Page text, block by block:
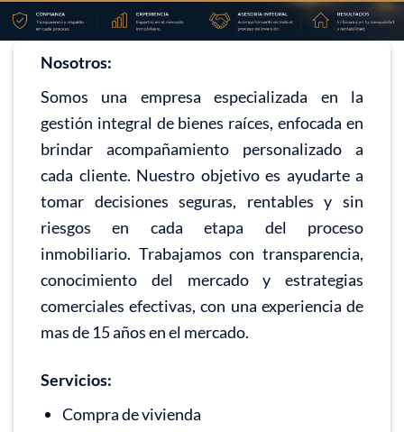
Nosotros:
Somos una empresa especializada en la
gestión integral de bienes raíces, enfocada en
brindar acompañamiento personalizado a
cada cliente. Nuestro objetivo es ayudarte a
tomar decisiones seguras, rentables y sin
riesgos en cada etapa del proceso
inmobiliario. Trabajamos con transparencia,
conocimiento del mercado y estrategias
comerciales efectivas, con una experiencia de
mas de 15 años en el mercado.
Servicios:
Compra de vivienda